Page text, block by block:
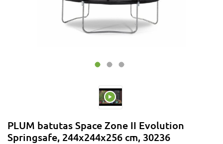
PLUM batutas Space Zone II Evolution
Springsafe, 244x244x256 cm, 30236